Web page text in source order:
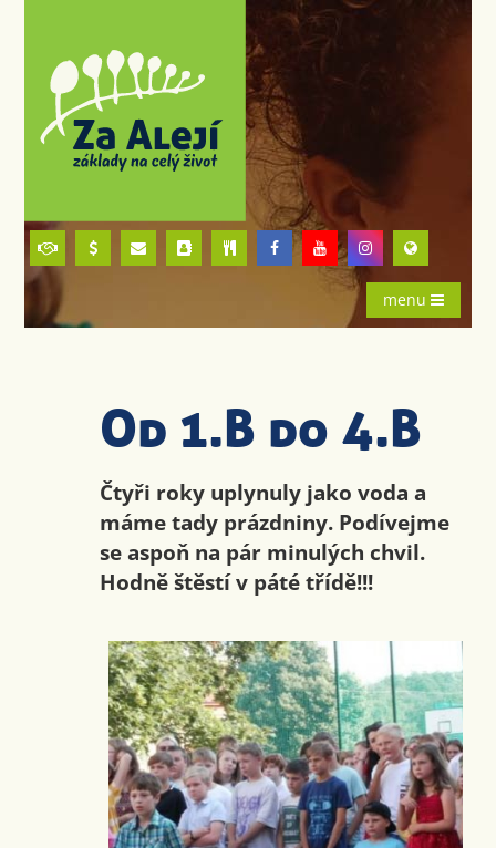
menu
Od 1.B do 4.B
Čtyři roky uplynuly jako voda a
máme tady prázdniny. Podívejme
se aspoň na pár minulých chvil.
Hodně štěstí v páté třídě!!!